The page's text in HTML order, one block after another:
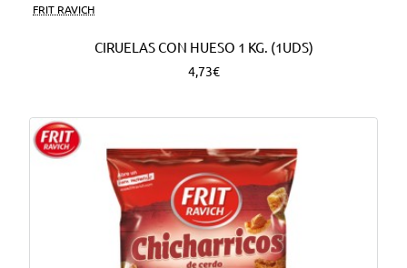
FRIT RAVICH
CIRUELAS CON HUESO 1 KG. (1UDS)
4,73€